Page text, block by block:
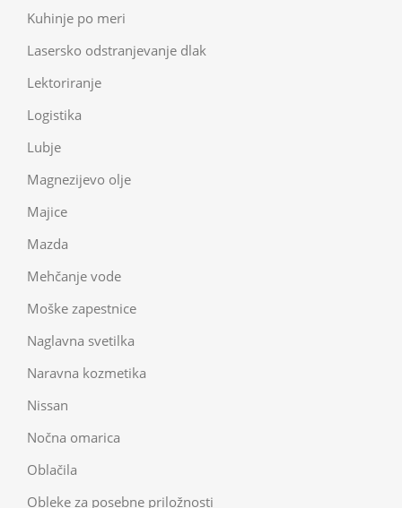
Kuhinje po meri
Lasersko odstranjevanje dlak
Lektoriranje
Logistika
Lubje
Magnezijevo olje
Majice
Mazda
Mehčanje vode
Moške zapestnice
Naglavna svetilka
Naravna kozmetika
Nissan
Nočna omarica
Oblačila
Obleke za posebne priložnosti